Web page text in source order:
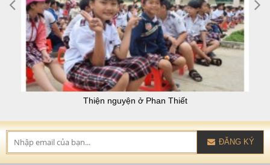
Thiện nguyện ở Phan Thiết
ĐĂNG KÝ